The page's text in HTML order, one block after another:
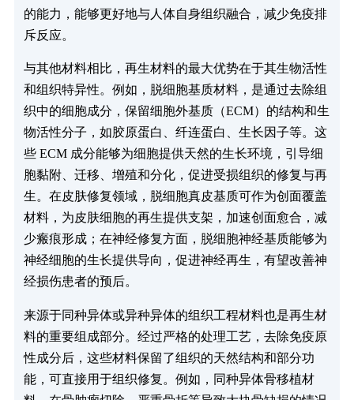
的能力，能够更好地与人体自身组织融合，减少免疫排
斥反应。
与其他材料相比，再生材料的最大优势在于其生物活性
和组织特异性。例如，脱细胞基质材料，是通过去除组
织中的细胞成分，保留细胞外基质（ECM）的结构和生
物活性分子，如胶原蛋白、纤连蛋白、生长因子等。这
些 ECM 成分能够为细胞提供天然的生长环境，引导细
胞黏附、迁移、增殖和分化，促进受损组织的修复与再
生。在皮肤修复领域，脱细胞真皮基质可作为创面覆盖
材料，为皮肤细胞的再生提供支架，加速创面愈合，减
少瘢痕形成；在神经修复方面，脱细胞神经基质能够为
神经细胞的生长提供导向，促进神经再生，有望改善神
经损伤患者的预后。
来源于同种异体或异种异体的组织工程材料也是再生材
料的重要组成部分。经过严格的处理工艺，去除免疫原
性成分后，这些材料保留了组织的天然结构和部分功
能，可直接用于组织修复。例如，同种异体骨移植材